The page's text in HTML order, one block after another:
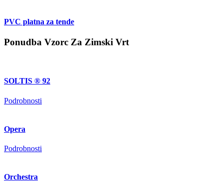
PVC platna za tende
Ponudba Vzorc Za Zimski Vrt
SOLTIS ® 92
Podrobnosti
Opera
Podrobnosti
Orchestra